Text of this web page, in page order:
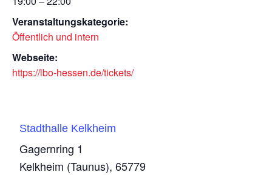
Veranstaltungskategorie:
Öffentlich und intern
Webseite:
https://lbo-hessen.de/tickets/
Stadthalle Kelkheim
Gagernring 1
Kelkheim (Taunus), 65779